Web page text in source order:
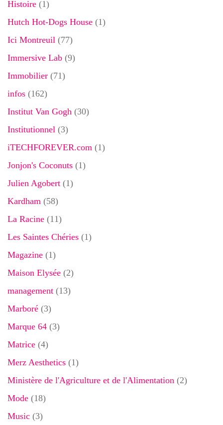
Histoire (1)
Hutch Hot-Dogs House (1)
Ici Montreuil (77)
Immersive Lab (9)
Immobilier (71)
infos (162)
Institut Van Gogh (30)
Institutionnel (3)
iTECHFOREVER.com (1)
Jonjon's Coconuts (1)
Julien Agobert (1)
Kardham (58)
La Racine (11)
Les Saintes Chéries (1)
Magazine (1)
Maison Elysée (2)
management (13)
Marboré (3)
Marque 64 (3)
Matrice (4)
Merz Aesthetics (1)
Ministère de l'Agriculture et de l'Alimentation (2)
Mode (18)
Music (3)